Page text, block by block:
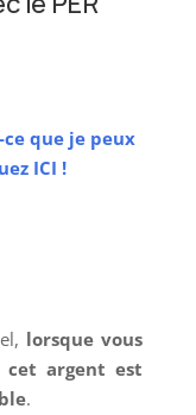
que je peux
ICI !
lorsque vous
cet argent est
.